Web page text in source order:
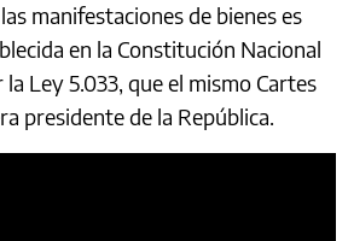
manifestaciones de bienes es
en la Constitución Nacional
Ley 5.033, que el mismo Cartes
presidente de la República.